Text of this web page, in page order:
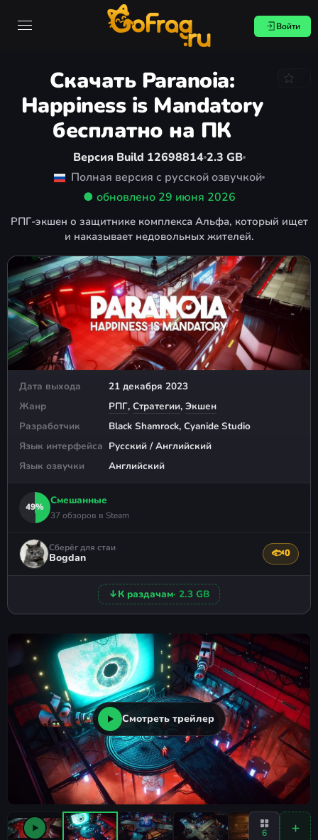
Войти
Скачать Paranoia:
Happiness is Mandatory
бесплатно на ПК
Версия Build 126988142.3 GB
Полная версия с русской озвучкой
● обновлено 29 июня 2026
РПГ-экшен о защитнике комплекса Альфа, который ищет
и наказывает недовольных жителей.
Дата выхода
21 декабря 2023
Жанр
РПГ, Стратегии, Экшен
Разработчик
Black Shamrock, Cyanide Studio
Язык интерфейса Русский / Английский
Язык озвучки
Английский
49%
Смешанные
37 обзоров в Steam
Сберёг для стаи
Bogdan 🐟0
↓К раздачам· 2.3 GB
Смотреть трейлер
6